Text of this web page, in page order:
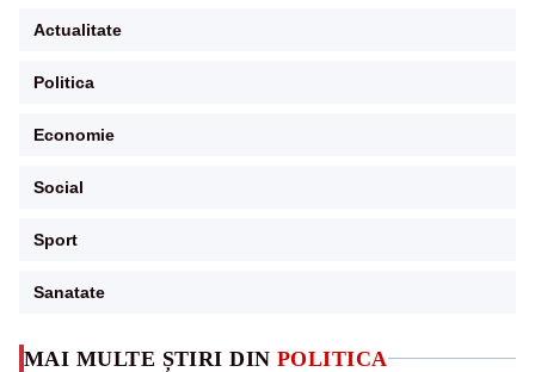
MAI MULTE ȘTIRI DIN POLITICA
Actualitate
Politica
Economie
Social
Sport
Sanatate